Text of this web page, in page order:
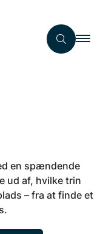
en spændende
ud af, hvilke trin
– fra at finde et